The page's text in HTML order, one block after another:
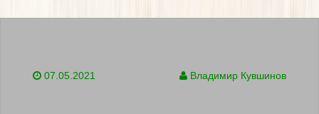
07.05.2021 Владимир Кувшинов